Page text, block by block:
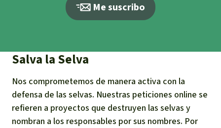
Me suscribo
Salva la Selva
Nos comprometemos de manera activa con la
defensa de las selvas. Nuestras peticiones online se
refieren a proyectos que destruyen las selvas y
nombran a los responsables por sus nombres. Por